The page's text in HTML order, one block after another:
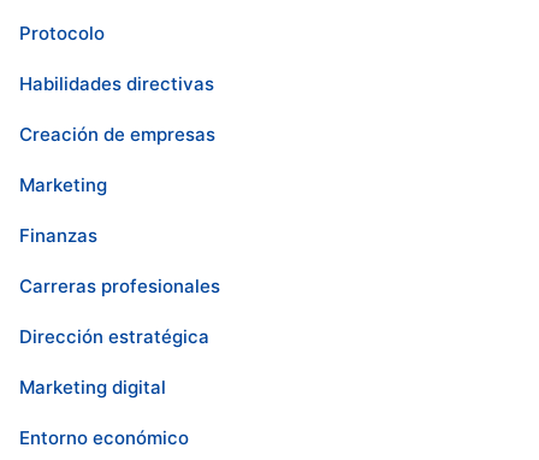
Protocolo
Habilidades directivas
Creación de empresas
Marketing
Finanzas
Carreras profesionales
Dirección estratégica
Marketing digital
Entorno económico